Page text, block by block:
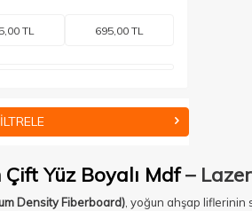
Çift Yüz Boyalı Mdf–
Density Fiberboard) , yoğun ahşap liflerinin